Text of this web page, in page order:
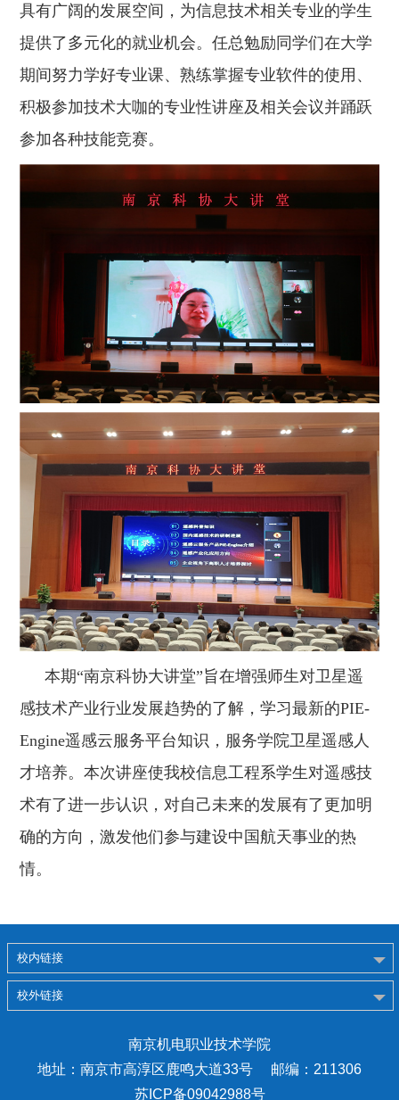
具有广阔的发展空间，为信息技术相关专业的学生
提供了多元化的就业机会。任总勉励同学们在大学
期间努力学好专业课、熟练掌握专业软件的使用、
积极参加技术大咖的专业性讲座及相关会议并踊跃
参加各种技能竞赛。
本期“南京科协大讲堂”旨在增强师生对卫星遥
感技术产业行业发展趋势的了解，学习最新的PIE-
Engine遥感云服务平台知识，服务学院卫星遥感人
才培养。本次讲座使我校信息工程系学生对遥感技
术有了进一步认识，对自己未来的发展有了更加明
确的方向，激发他们参与建设中国航天事业的热
情。
校内链接
校外链接
南京机电职业技术学院
地址：南京市高淳区鹿鸣大道33号 邮编：211306
苏ICP备09042988号